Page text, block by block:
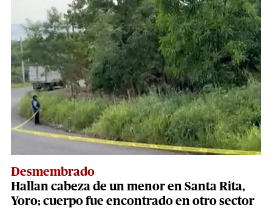
Desmembrado
Hallan cabeza de un menor en Santa Rita,
Yoro; cuerpo fue encontrado en otro sector